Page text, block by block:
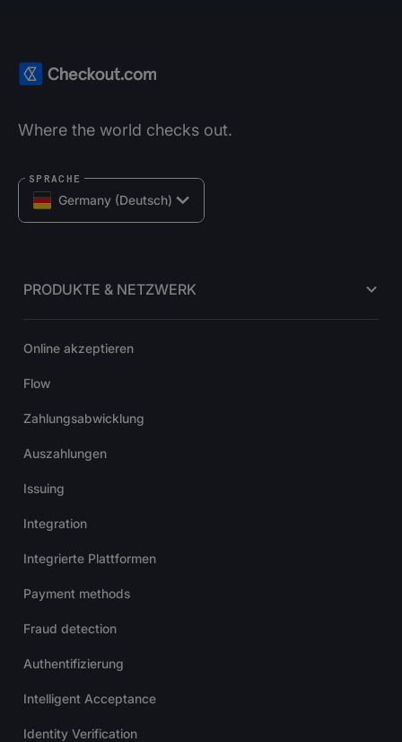
Where the world checks out.
Germany (Deutsch)
SPRACHE
PRODUKTE & NETZWERK
Online akzeptieren
Flow
Zahlungsabwicklung
Auszahlungen
Issuing
Integration
Integrierte Plattformen
Payment methods
Fraud detection
Authentifizierung
Intelligent Acceptance
Identity Verification